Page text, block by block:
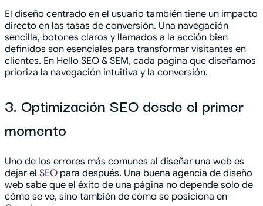
El diseño centrado en el usuario también tiene un impacto
directo en las tasas de conversión. Una navegación
sencilla, botones claros y llamados a la acción bien
definidos son esenciales para transformar visitantes en
clientes. En Hello SEO & SEM, cada página que diseñamos
prioriza la navegación intuitiva y la conversión.
3. Optimización SEO desde el primer
momento
Uno de los errores más comunes al diseñar una web es
dejar el SEO para después. Una buena agencia de diseño
web sabe que el éxito de una página no depende solo de
cómo se ve, sino también de cómo se posiciona en